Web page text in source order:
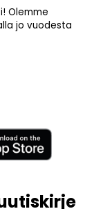
Olemme
jo vuodesta